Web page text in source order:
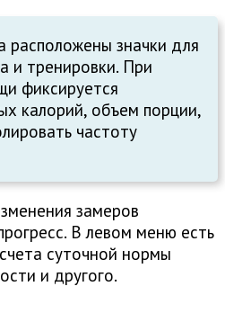
расположены значки для
и тренировки. При
фиксируется
калорий, объем порции,
частоту
замеров
В левом меню есть
суточной нормы
и другого.